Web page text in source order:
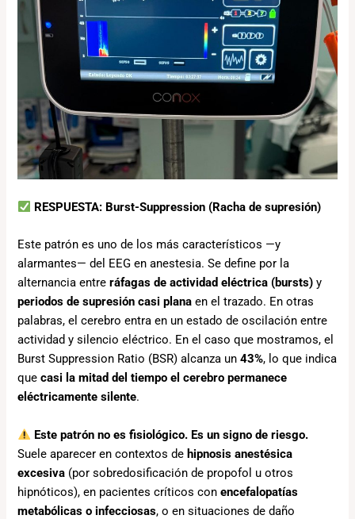
RESPUESTA: Burst-Suppression (Racha de supresión)
Este patrón es uno de los más característicos —y
alarmantes— del EEG en anestesia. Se define por la
alternancia entreráfagas de actividad eléctrica (bursts) y
periodos de supresión casi plana en el trazado. En otras
palabras, el cerebro entra en un estado de oscilación entre
actividad y silencio eléctrico. En el caso que mostramos, el
Burst Suppression Ratio (BSR) alcanza un43%, lo que indica
quecasi la mitad del tiempo el cerebro permanece
eléctricamente silente.
Este patrón no es fisiológico. Es un signo de riesgo.
Suele aparecer en contextos de hipnosis anestésica
excesiva (por sobredosificación de propofol u otros
hipnóticos), en pacientes críticos conencefalopatías
metabólicas o infecciosas, o en situaciones de daño